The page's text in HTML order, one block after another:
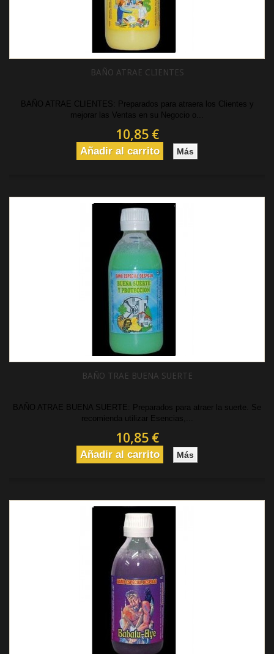
BAÑO ATRAE CLIENTES
BAÑO ATRAE CLIENTES: Preparados para atraera los Clientes y
mejorar las Ventas en su Negocio o...
10,85 €
Añadir al carrito Más
BAÑO TRAE BUENA SUERTE
BAÑO ATRAE BUENA SUERTE: Preparados para atraer la suerte. Se
recomienda utilizar Esencias,...
10,85 €
Añadir al carrito Más